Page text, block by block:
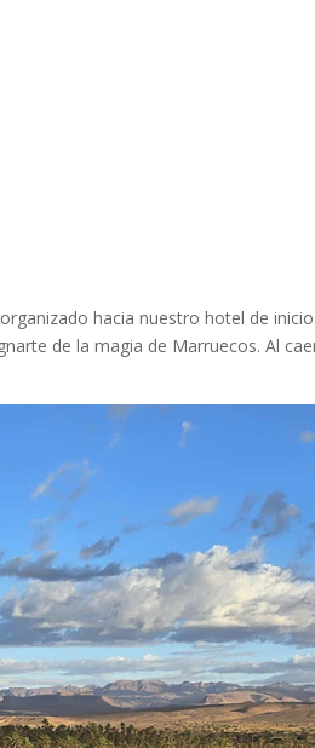
hacia nuestro hotel de inicio
de la magia de Marruecos. Al